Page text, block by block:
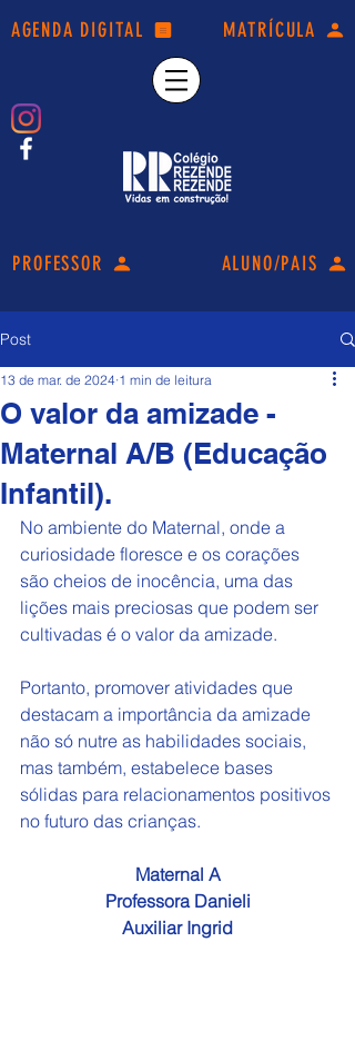
AGENDA DIGITAL MATRÍCULA
PROFESSOR ALUNO/PAIS
Post
O valor da amizade -
Maternal A/B (Educação
Infantil).
13 de mar. de 2024 1 min de leitura
No ambiente do Maternal, onde a
curiosidade floresce e os corações
são cheios de inocência, uma das
lições mais preciosas que podem ser
cultivadas é o valor da amizade.
Portanto, promover atividades que
destacam a importância da amizade
não só nutre as habilidades sociais,
mas também, estabelece bases
sólidas para relacionamentos positivos
no futuro das crianças.
Maternal A
Professora Danieli
Auxiliar Ingrid